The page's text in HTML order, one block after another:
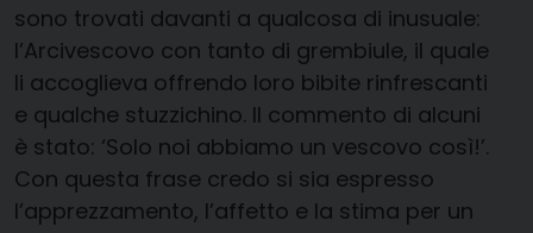
sono trovati davanti a qualcosa di inusuale:
l’Arcivescovo con tanto di grembiule, il quale
li accoglieva offrendo loro bibite rinfrescanti
e qualche stuzzichino. Il commento di alcuni
è stato: ‘Solo noi abbiamo un vescovo così!’.
Con questa frase credo si sia espresso
l’apprezzamento, l’affetto e la stima per un